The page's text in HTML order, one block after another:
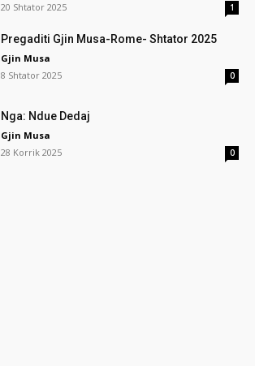
20 Shtator 2025
1
Pregaditi Gjin Musa-Rome- Shtator 2025
Gjin Musa
8 Shtator 2025
0
Nga: Ndue Dedaj
Gjin Musa
28 Korrik 2025
0